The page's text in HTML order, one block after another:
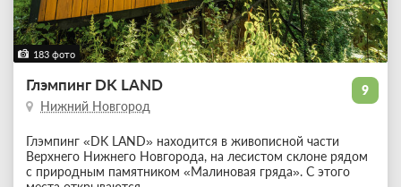
183 фото
9
Глэмпинг DK LAND
Нижний Новгород
Глэмпинг «DK LAND» находится в живописной части
Верхнего Нижнего Новгорода, на лесистом склоне рядом
с природным памятником «Малиновая гряда». С этого